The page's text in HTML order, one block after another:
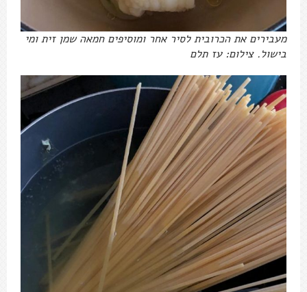
מעבירים את הכרובית לסיר אחר ומוסיפים חמאה שמן זית ומי
בישול. צילום: עז תלם